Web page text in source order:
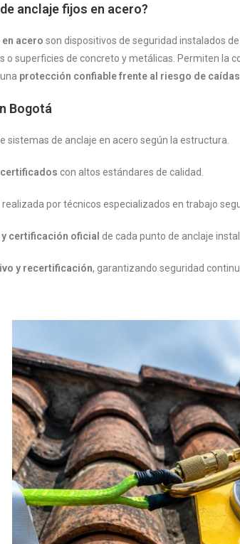
anclaje fijos en acero?
acero son dispositivos de seguridad instalados
o superficies de concreto y metálicas. Permiten la
protección confiable frente al riesgo de
Bogotá
sistemas de anclaje en acero según la estructura.
con altos estándares de calidad.
realizada por técnicos especializados en trabajo
certificación oficial de cada punto de anclaje
y recertificación, garantizando seguridad